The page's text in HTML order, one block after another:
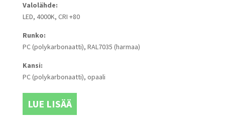
Valolähde:
LED, 4000K, CRI +80
Runko:
PC (polykarbonaatti), RAL7035 (harmaa)
Kansi:
PC (polykarbonaatti), opaali
LUE LISÄÄ